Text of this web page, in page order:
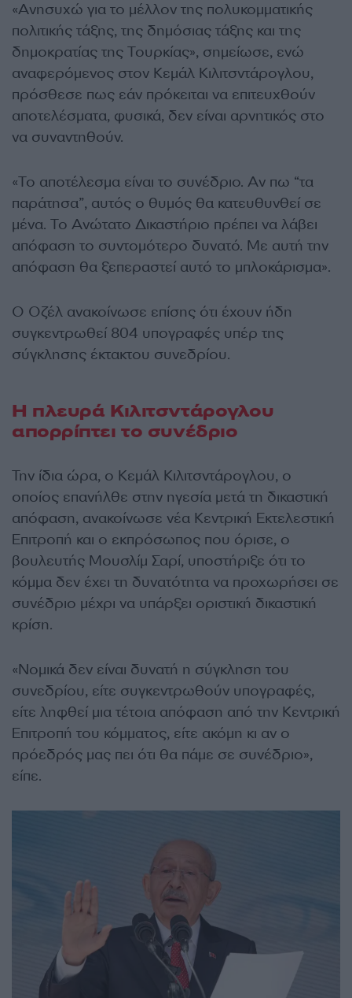
«Aνησυχώ για το μέλλον της πολυκομματικής
πολιτικής τάξης, της δημόσιας τάξης και της
δημοκρατίας της Τουρκίας», σημείωσε, ενώ
αναφερόμενος στον Κεμάλ Κιλιτσντάρογλου,
πρόσθεσε πως εάν πρόκειται να επιτευχθούν
αποτελέσματα, φυσικά, δεν είναι αρνητικός στο
να συναντηθούν.
«Το αποτέλεσμα είναι το συνέδριο. Αν πω “τα
παράτησα”, αυτός ο θυμός θα κατευθυνθεί σε
μένα. Το Ανώτατο Δικαστήριο πρέπει να λάβει
απόφαση το συντομότερο δυνατό. Με αυτή την
απόφαση θα ξεπεραστεί αυτό το μπλοκάρισμα».
Ο Οζέλ ανακοίνωσε επίσης ότι έχουν ήδη
συγκεντρωθεί 804 υπογραφές υπέρ της
σύγκλησης έκτακτου συνεδρίου.
Η πλευρά Κιλιτσντάρογλου
απορρίπτει το συνέδριο
Την ίδια ώρα, ο Κεμάλ Κιλιτσντάρογλου, ο
οποίος επανήλθε στην ηγεσία μετά τη δικαστική
απόφαση, ανακοίνωσε νέα Κεντρική Εκτελεστική
Επιτροπή και ο εκπρόσωπος που όρισε, ο
βουλευτής Μουσλίμ Σαρί, υποστήριξε ότι το
κόμμα δεν έχει τη δυνατότητα να προχωρήσει σε
συνέδριο μέχρι να υπάρξει οριστική δικαστική
κρίση.
«Νομικά δεν είναι δυνατή η σύγκληση του
συνεδρίου, είτε συγκεντρωθούν υπογραφές,
είτε ληφθεί μια τέτοια απόφαση από την Κεντρική
Επιτροπή του κόμματος, είτε ακόμη κι αν ο
πρόεδρός μας πει ότι θα πάμε σε συνέδριο»,
είπε.